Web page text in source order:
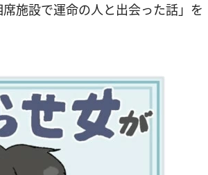
施設で運命の人と出会った話」を